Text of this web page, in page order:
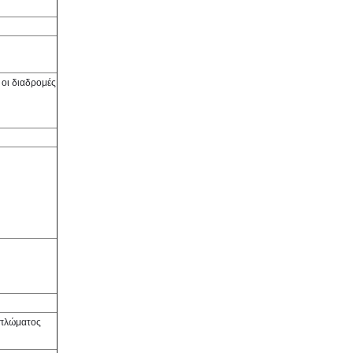
διαδρομές